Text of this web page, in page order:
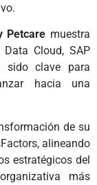
Petcare muestra
Cloud, SAP
sido clave para
hacia una
de su
alineando
estratégicos del
más